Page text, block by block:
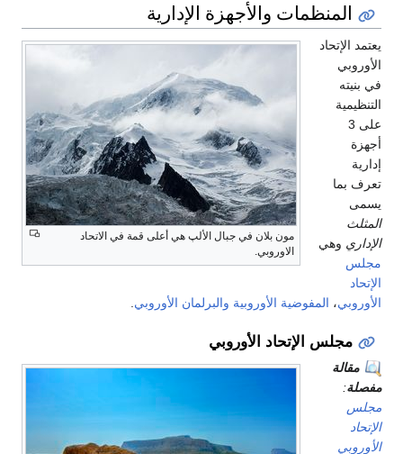
المنظمات والأجهزة الإدارية
مون بلان في جبال الألپ هي أعلى قمة في الاتحاد
الاوروبي.
يعتمد الإتحاد
الأوروبي
في بنيته
التنظيمية
على 3
أجهزة
إدارية
تعرف بما
يسمى
المثلث
الإداري وهي
مجلس
الإتحاد
الأوروبي، المفوضية الأوروبية والبرلمان الأوروبي.
مجلس الإتحاد الأوروبي
مقالة
مفصلة:
مجلس
الإتحاد
الأوروبي